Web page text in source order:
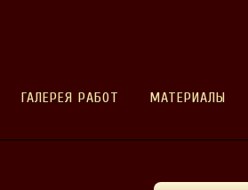
ГАЛЕРЕЯ РАБОТ МАТЕРИАЛЫ